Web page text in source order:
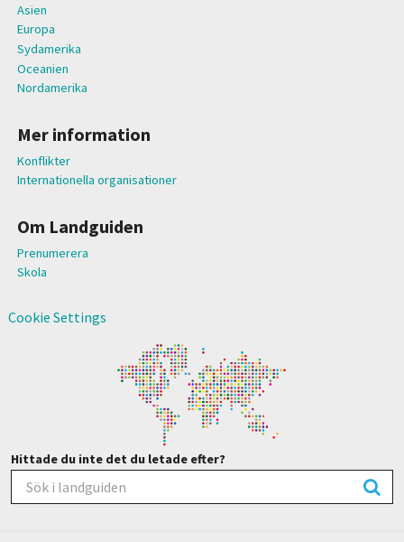
Asien
Europa
Sydamerika
Oceanien
Nordamerika
Mer information
Konflikter
Internationella organisationer
Om Landguiden
Prenumerera
Skola
Cookie Settings
Hittade du inte det du letade efter?